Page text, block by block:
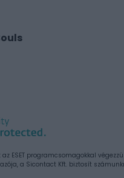
ESET programcsomagokkal
a Sicontact Kft. biztosít